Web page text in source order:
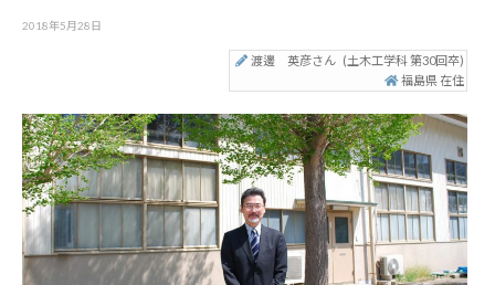
2018年5月28日
渡邊 英彦さん (土木工学科 第30回卒)
福島県 在住